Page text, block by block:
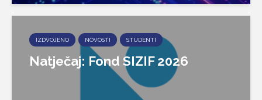
IZDVOJENO NOVOSTI STUDENTI
Natječaj: Fond SIZIF 2026